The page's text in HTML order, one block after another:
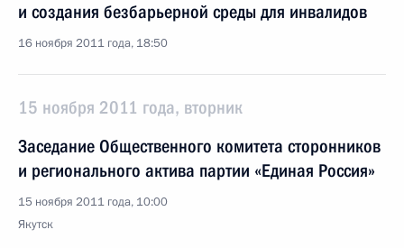
и создания безбарьерной среды для инвалидов
16 ноября 2011 года, 18:50
15 ноября 2011 года, вторник
Заседание Общественного комитета сторонников
и регионального актива партии «Единая Россия»
15 ноября 2011 года, 10:00
Якутск